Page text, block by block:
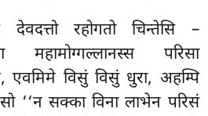
रहोगतो चिन्तेसि –
महामोग्गल्लानस्स परिसा
एवमिमे विसुं विसुं धुरा, अहम्पि
‘‘न सक्का विना लाभेन परिसं